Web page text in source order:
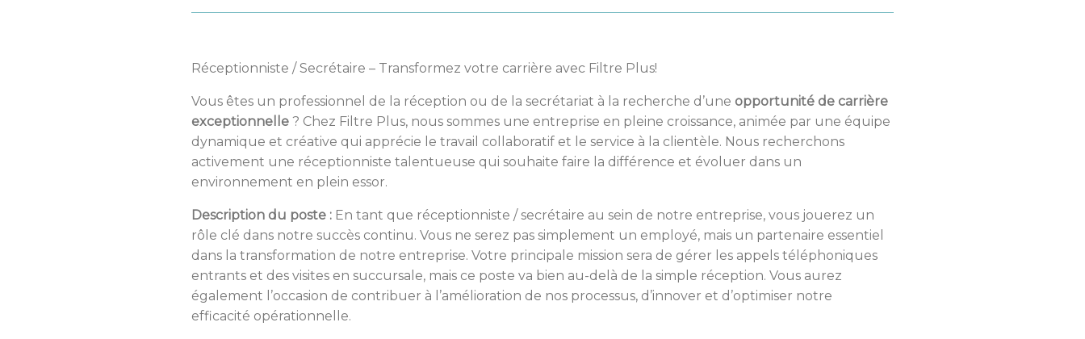
Réceptionniste / Secrétaire – Transformez votre carrière avec Filtre Plus!
Vous êtes un professionnel de la réception ou de la secrétariat à la recherche d’une opportunité de carrière
exceptionnelle ? Chez Filtre Plus, nous sommes une entreprise en pleine croissance, animée par une équipe
dynamique et créative qui apprécie le travail collaboratif et le service à la clientèle. Nous recherchons
activement une réceptionniste talentueuse qui souhaite faire la différence et évoluer dans un
environnement en plein essor.
Description du poste : En tant que réceptionniste / secrétaire au sein de notre entreprise, vous jouerez un
rôle clé dans notre succès continu. Vous ne serez pas simplement un employé, mais un partenaire essentiel
dans la transformation de notre entreprise. Votre principale mission sera de gérer les appels téléphoniques
entrants et des visites en succursale, mais ce poste va bien au-delà de la simple réception. Vous aurez
également l’occasion de contribuer à l’amélioration de nos processus, d’innover et d’optimiser notre
efficacité opérationnelle.